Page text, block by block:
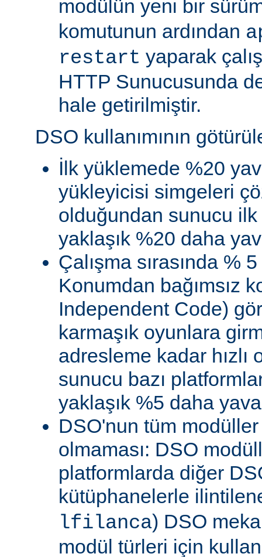
modülün yeni bir
komutunun ardından
restart yaparak
HTTP Sunucusunda
hale getirilmiştir.
DSO kullanımının
İlk yüklemede %20
yükleyicisi simgeleri
olduğundan sunucu ilk
yaklaşık %20 daha
Çalışma sırasında %
Konumdan bağımsız
Independent Code)
karmaşık oyunlara
adresleme kadar hızlı
sunucu bazı
yaklaşık %5 daha
DSO'nun tüm
olmaması: DSO
platformlarda diğer
kütüphanelerle
lfilanca) DSO
modül türleri için